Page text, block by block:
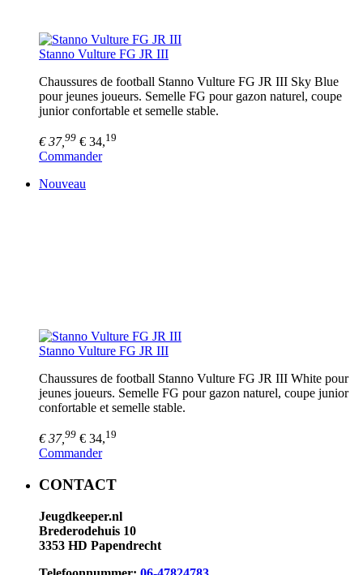
Stanno Vulture FG JR III
Chaussures de football Stanno Vulture FG JR III Sky Blue
pour jeunes joueurs. Semelle FG pour gazon naturel, coupe
junior confortable et semelle stable.
€ 37, 99 € 34,19
Commander
Nouveau
Stanno Vulture FG JR III
Chaussures de football Stanno Vulture FG JR III White pour
jeunes joueurs. Semelle FG pour gazon naturel, coupe junior
confortable et semelle stable.
€ 37, 99 € 34,19
Commander
CONTACT
Jeugdkeeper.nl
Brederodehuis 10
3353 HD Papendrecht